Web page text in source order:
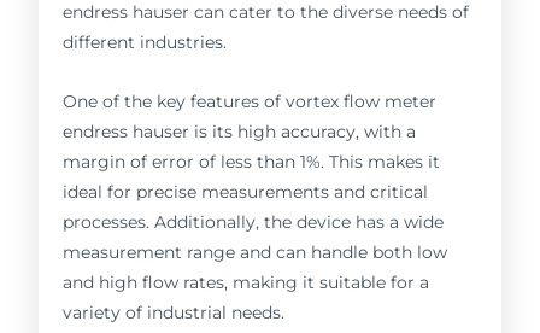
endress hauser can cater to the diverse needs of
different industries.
One of the key features of vortex flow meter
endress hauser is its high accuracy, with a
margin of error of less than 1%. This makes it
ideal for precise measurements and critical
processes. Additionally, the device has a wide
measurement range and can handle both low
and high flow rates, making it suitable for a
variety of industrial needs.